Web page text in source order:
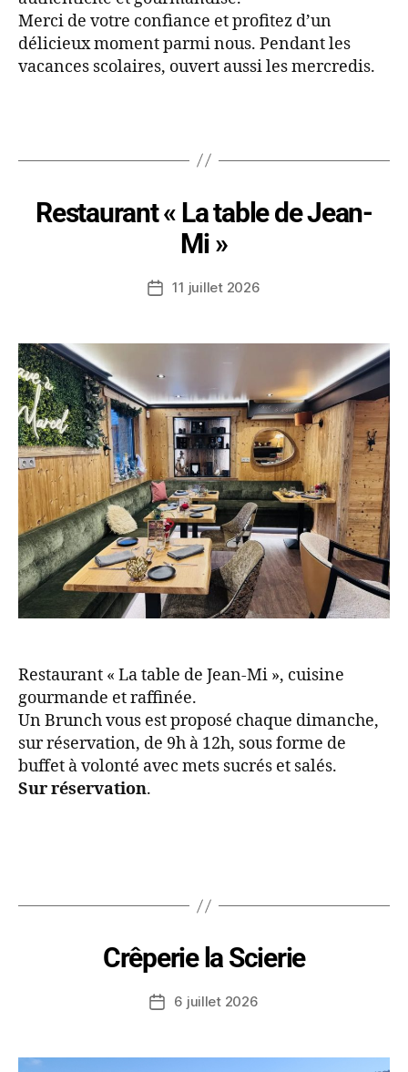
Merci de votre confiance et profitez d’un
délicieux moment parmi nous. Pendant les
vacances scolaires, ouvert aussi les mercredis.
Restaurant « La table de Jean-
Mi »
11 juillet 2026
Restaurant « La table de Jean-Mi », cuisine
gourmande et raffinée.
Un Brunch vous est proposé chaque dimanche,
sur réservation, de 9h à 12h, sous forme de
buffet à volonté avec mets sucrés et salés.
Sur réservation.
Crêperie la Scierie
6 juillet 2026